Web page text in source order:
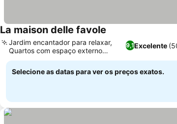
La maison delle favole
9,1Excelente
Jardim encantador para relaxar,
Quartos com espaço externo
privativo
Selecione as datas para ver os preços exatos.